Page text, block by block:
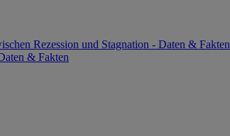
Rezession und Stagnation - Daten & Fakten
& Fakten